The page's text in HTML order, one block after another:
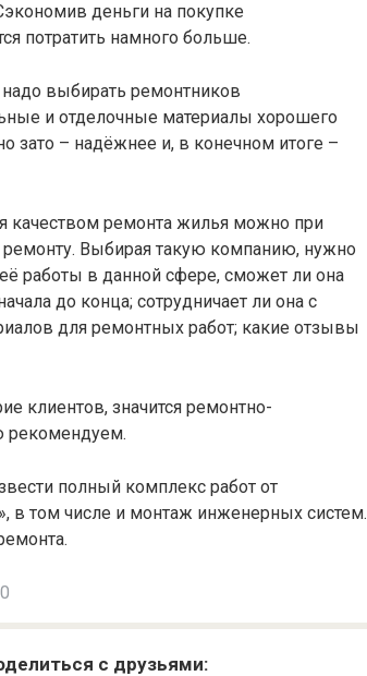
деньги на покупке
потратить намного больше.
надо выбирать ремонтников
и отделочные материалы хорошего
зато – надёжнее и, в конечном итоге –
качеством ремонта жилья можно при
Выбирая такую компанию, нужно
работы в данной сфере, сможет ли она
до конца; сотрудничает ли она с
для ремонтных работ; какие отзывы
клиентов, значится ремонтно-
рекомендуем.
полный комплекс работ от
в том числе и монтаж инженерных систем.
с друзьями: